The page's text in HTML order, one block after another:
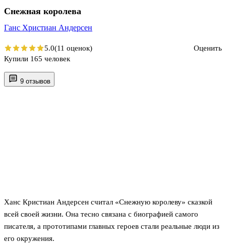
9 отзывов
Ханс Кристиан Андерсен считал «Снежную королеву» сказкой
всей своей жизни. Она тесно связана с биографией самого
писателя, а прототипами главных героев стали реальные люди из
его окружения.
Снежная королева
Ганс Христиан Андерсен
5.0(11 оценок)
Оценить
Купили 165 человек